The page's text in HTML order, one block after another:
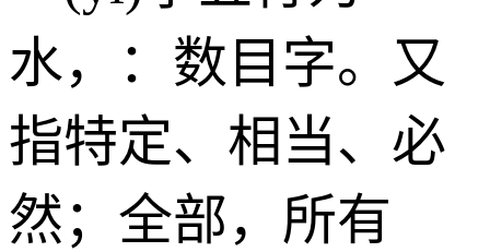
水，：数目字。又
指特定、相当、必
然；全部，所有